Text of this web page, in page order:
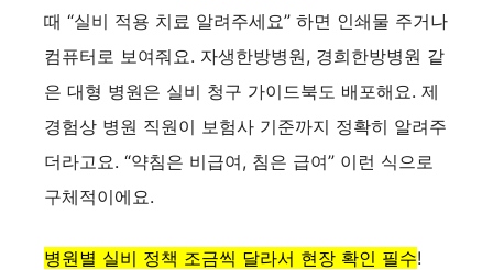
때 “실비 적용 치료 알려주세요” 하면 인쇄물 주거나
컴퓨터로 보여줘요. 자생한방병원, 경희한방병원 같
은 대형 병원은 실비 청구 가이드북도 배포해요. 제
경험상 병원 직원이 보험사 기준까지 정확히 알려주
더라고요. “약침은 비급여, 침은 급여” 이런 식으로
구체적이에요.
병원별 실비 정책 조금씩 달라서 현장 확인 필수!